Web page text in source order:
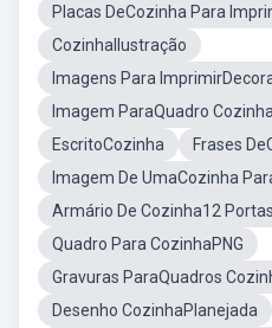
Placas DeCozinha Para
CozinhaIlustração
Imagens Para
Imagem ParaQuadro
EscritoCozinha
Frases
Imagem De UmaCozinha
Armário De Cozinha12 Portas
Quadro Para CozinhaPNG
Gravuras ParaQuadros
Desenho CozinhaPlanejada